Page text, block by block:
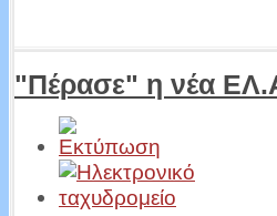
"Πέρασε" η νέα